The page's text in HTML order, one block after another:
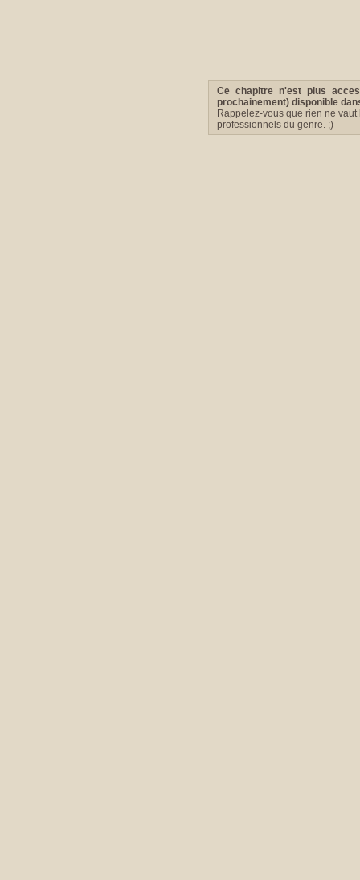
Ce chapitre n'est plus
prochainement) disponible
Rappelez-vous que rien ne
professionnels du genre. ;)